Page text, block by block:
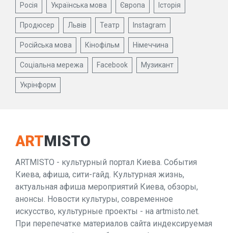
Росія Українська мова Європа Історія
Продюсер Львів Театр Instagram
Російська мова Кінофільм Німеччина
Соціальна мережа Facebook Музикант
Укрінформ
ARTMISTO
ARTMISTO - культурный портал Киева. События
Киева, афиша, сити-гайд. Культурная жизнь,
актуальная афиша мероприятий Киева, обзоры,
анонсы. Новости культуры, современное
искусство, культурные проекты - на artmisto.net.
При перепечатке материалов сайта индексируемая